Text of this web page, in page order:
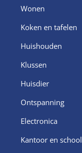
Wonen
Koken en tafelen
Huishouden
Klussen
Huisdier
Ontspanning
Electronica
Kantoor en school